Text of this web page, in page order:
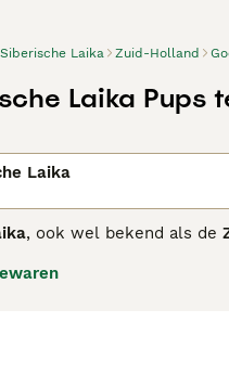
Laika Zuid-Holland
Laika Pups
Laika
, ook wel bekend als de
van wild zoals
baasje, maar kan